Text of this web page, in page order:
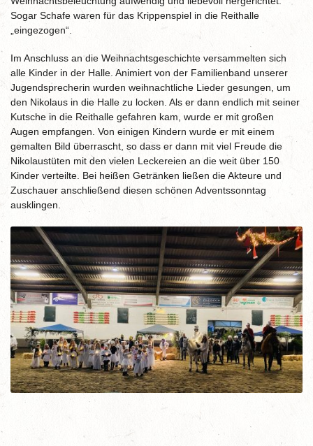
Sogar Schafe waren für das Krippenspiel in die Reithalle
„eingezogen“.
Im Anschluss an die Weihnachtsgeschichte versammelten sich
alle Kinder in der Halle. Animiert von der Familienband unserer
Jugendsprecherin wurden weihnachtliche Lieder gesungen, um
den Nikolaus in die Halle zu locken. Als er dann endlich mit seiner
Kutsche in die Reithalle gefahren kam, wurde er mit großen
Augen empfangen. Von einigen Kindern wurde er mit einem
gemalten Bild überrascht, so dass er dann mit viel Freude die
Nikolaustüten mit den vielen Leckereien an die weit über 150
Kinder verteilte. Bei heißen Getränken ließen die Akteure und
Zuschauer anschließend diesen schönen Adventssonntag
ausklingen.